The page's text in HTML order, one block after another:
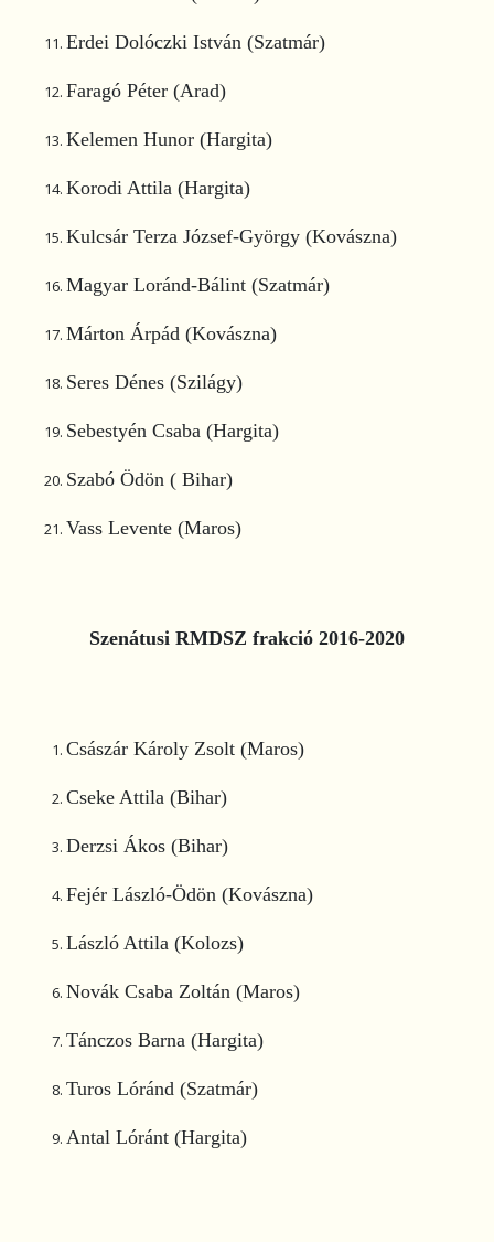
Erdei Dolóczki István (Szatmár)
Faragó Péter (Arad)
Kelemen Hunor (Hargita)
Korodi Attila (Hargita)
Kulcsár Terza József-György (Kovászna)
Magyar Loránd-Bálint (Szatmár)
Márton Árpád (Kovászna)
Seres Dénes (Szilágy)
Sebestyén Csaba (Hargita)
Szabó Ödön ( Bihar)
Vass Levente (Maros)
Szenátusi RMDSZ frakció 2016-2020
Császár Károly Zsolt (Maros)
Cseke Attila (Bihar)
Derzsi Ákos (Bihar)
Fejér László-Ödön (Kovászna)
László Attila (Kolozs)
Novák Csaba Zoltán (Maros)
Tánczos Barna (Hargita)
Turos Lóránd (Szatmár)
Antal Lóránt (Hargita)